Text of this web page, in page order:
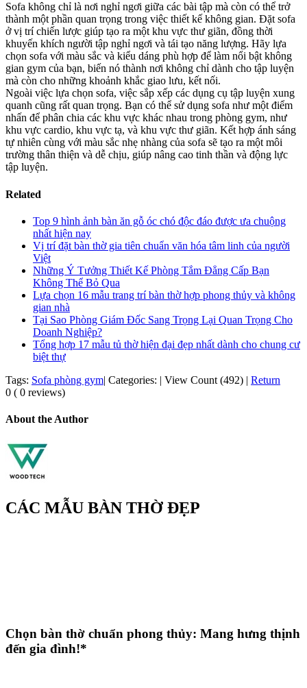
Sofa không chỉ là nơi nghỉ ngơi giữa các bài tập mà còn có thể trở
thành một phần quan trọng trong việc thiết kế không gian. Đặt sofa
ở vị trí chiến lược giúp tạo ra một khu vực thư giãn, đồng thời
khuyến khích người tập nghỉ ngơi và tái tạo năng lượng. Hãy lựa
chọn sofa với màu sắc và kiểu dáng phù hợp để làm nổi bật không
gian gym của bạn, biến nó thành nơi không chỉ dành cho tập luyện
mà còn cho những khoảnh khắc giao lưu, kết nối.
Ngoài việc lựa chọn sofa, việc sắp xếp các dụng cụ tập luyện xung
quanh cũng rất quan trọng. Bạn có thể sử dụng sofa như một điểm
nhấn để phân chia các khu vực khác nhau trong phòng gym, như
khu vực cardio, khu vực tạ, và khu vực thư giãn. Kết hợp ánh sáng
tự nhiên cùng với màu sắc nhẹ nhàng của sofa sẽ tạo ra một môi
trường thân thiện và dễ chịu, giúp nâng cao tinh thần và động lực
tập luyện.
Related
Top 9 hình ảnh bàn ăn gỗ óc chó độc đáo được ưa chuộng
nhất hiện nay
Vị trí đặt bàn thờ gia tiên chuẩn văn hóa tâm linh của người
Việt
Những Ý Tưởng Thiết Kế Phòng Tắm Đẳng Cấp Bạn
Không Thể Bỏ Qua
Lựa chọn 16 mẫu trang trí bàn thờ hợp phong thủy và không
gian nhà
Tại Sao Phòng Giám Đốc Sang Trọng Lại Quan Trọng Cho
Doanh Nghiệp?
Tổng hợp 17 mẫu tủ thờ hiện đại đẹp nhất dành cho chung cư
biệt thự
Tags: Sofa phòng gym| Categories: | View Count (492) | Return
0 ( 0 reviews)
About the Author
CÁC MẪU BÀN THỜ ĐẸP
Chọn bàn thờ chuẩn phong thủy: Mang hưng thịnh
đến gia đình!*